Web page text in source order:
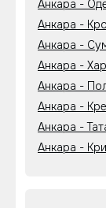
Анкара -
Анкара -
Анкара -
Анкара -
Анкара -
Анкара -
Анкара -
Анкара -